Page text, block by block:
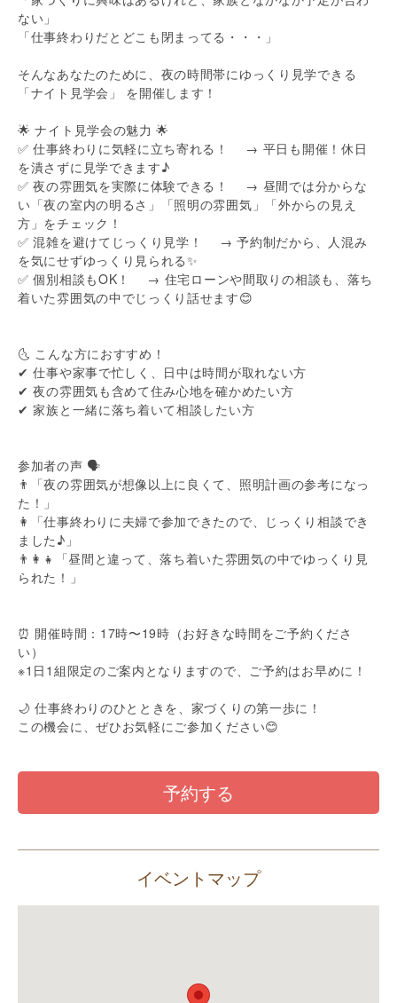
ない」
「仕事終わりだとどこも閉まってる・・・」
そんなあなたのために、夜の時間帯にゆっくり見学できる
「ナイト見学会」 を開催します！
🌟 ナイト見学会の魅力 🌟
✅ 仕事終わりに気軽に立ち寄れる！ → 平日も開催！休日
を潰さずに見学できます♪
✅ 夜の雰囲気を実際に体験できる！ → 昼間では分からな
い「夜の室内の明るさ」「照明の雰囲気」「外からの見え
方」をチェック！
✅ 混雑を避けてじっくり見学！ → 予約制だから、人混み
を気にせずゆっくり見られる✨
✅ 個別相談もOK！ → 住宅ローンや間取りの相談も、落ち
着いた雰囲気の中でじっくり話せます😊
🌜 こんな方におすすめ！
✔ 仕事や家事で忙しく、日中は時間が取れない方
✔ 夜の雰囲気も含めて住み心地を確かめたい方
✔ 家族と一緒に落ち着いて相談したい方
参加者の声 🗣️
👨「夜の雰囲気が想像以上に良くて、照明計画の参考になっ
た！」
👩「仕事終わりに夫婦で参加できたので、じっくり相談でき
ました♪」
👨‍👩‍👧「昼間と違って、落ち着いた雰囲気の中でゆっくり見
られた！」
⏰ 開催時間：17時〜19時（お好きな時間をご予約くださ
い）
※1日1組限定のご案内となりますので、ご予約はお早めに！
🌙 仕事終わりのひとときを、家づくりの第一歩に！
この機会に、ぜひお気軽にご参加ください😊
予約する
イベントマップ